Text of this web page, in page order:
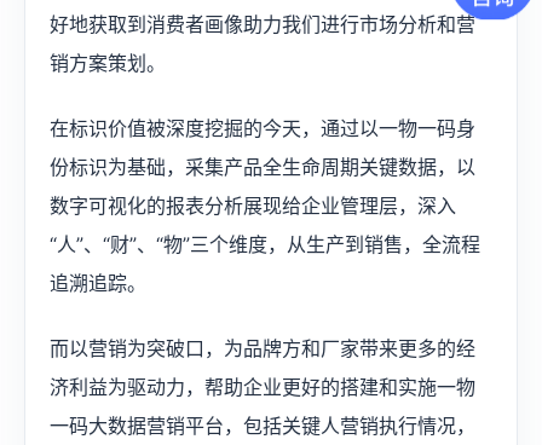
好地获取到消费者画像助力我们进行市场分析和营
销方案策划。
在标识价值被深度挖掘的今天，通过以一物一码身
份标识为基础，采集产品全生命周期关键数据，以
数字可视化的报表分析展现给企业管理层，深入
“人”、“财”、“物”三个维度，从生产到销售，全流程
追溯追踪。
而以营销为突破口，为品牌方和厂家带来更多的经
济利益为驱动力，帮助企业更好的搭建和实施一物
一码大数据营销平台，包括关键人营销执行情况，